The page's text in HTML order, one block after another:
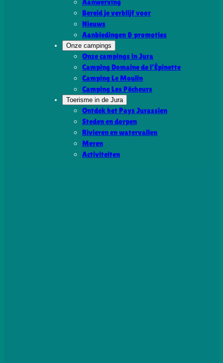
Aanwerving
Bereid je verblijf voor
Nieuws
Aanbiedingen & promoties
Onze campings
Onze campings in Jura
Camping Domaine de l’Épinette
Camping Le Moulin
Camping Les Pêcheurs
Toerisme in de Jura
Ontdek het Pays Jurassien
Steden en dorpen
Rivieren en watervallen
Meren
Activiteiten